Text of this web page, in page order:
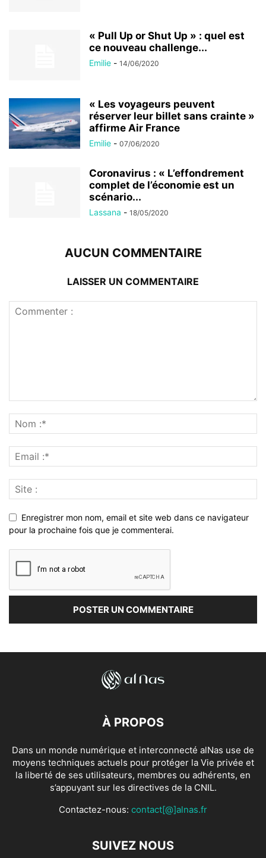
« Pull Up or Shut Up » : quel est
ce nouveau challenge...
Emilie - 14/06/2020
« Les voyageurs peuvent
réserver leur billet sans crainte »
affirme Air France
Emilie - 07/06/2020
Coronavirus : « L’effondrement
complet de l’économie est un
scénario...
Lassana - 18/05/2020
AUCUN COMMENTAIRE
LAISSER UN COMMENTAIRE
Enregistrer mon nom, email et site web dans ce navigateur
pour la prochaine fois que je commenterai.
À PROPOS
Dans un monde numérique et interconnecté alNas use de
moyens techniques actuels pour protéger la Vie privée et
la liberté de ses utilisateurs, membres ou adhérents, en
s’appuyant sur les directives de la CNIL.
Contactez-nous: contact[@]alnas.fr
SUIVEZ NOUS